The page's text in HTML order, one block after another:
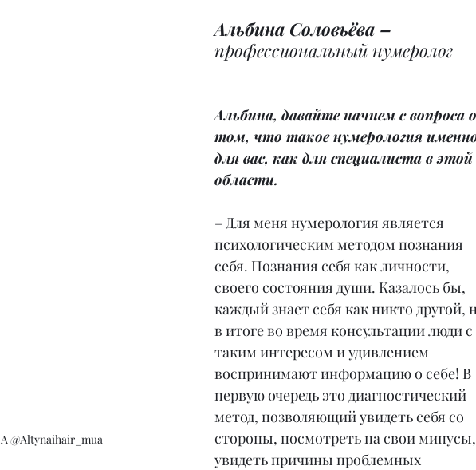
@Altynaihair_mua
Альбина Соловьёва –
профессиональный нумеролог
Альбина, давайте начнем с вопроса о
том, что такое нумерология
для вас, как для специалиста в этой
области.
– Для меня нумерология является
психологическим методом познания
себя. Познания себя как личности,
своего состояния души. Казалось бы,
каждый знает себя как никто другой,
в итоге во время консультации люди с
таким интересом и удивлением
воспринимают информацию о себе! В
первую очередь это диагностический
метод, позволяющий увидеть себя со
стороны, посмотреть на свои минусы,
увидеть причины проблемных